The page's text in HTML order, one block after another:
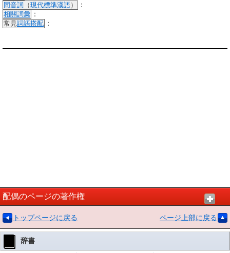
同音詞 （現代標準漢語） ：
相關詞彙 ：
常見詞語搭配 ：
配偶のページの著作権
トップページに戻る ページ上部に戻る
辞書